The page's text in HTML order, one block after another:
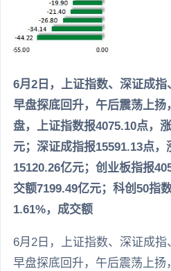
6月2日，上证指数、深证成
早盘探底回升，午后震荡上
盘，上证指数报4075.10点，
元；深证成指报15591.13点，
15120.26亿元；创业板指报
交额7199.49亿元；科创50指
1.61%，成交额
6月2日，上证指数、深证成
早盘探底回升，午后震荡上